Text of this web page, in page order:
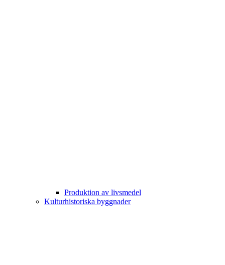
Produktion av livsmedel
Kulturhistoriska byggnader